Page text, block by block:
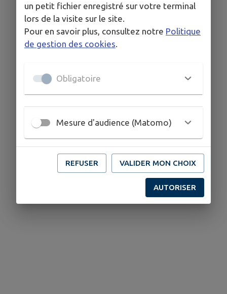
un petit fichier enregistré sur votre terminal
lors de la visite sur le site.
Pour en savoir plus, consultez notre Politique
de gestion des cookies
Obligatoire
Mesure d'audience (Matomo)
REFUSER VALIDER MON CHOIX
AUTORISER